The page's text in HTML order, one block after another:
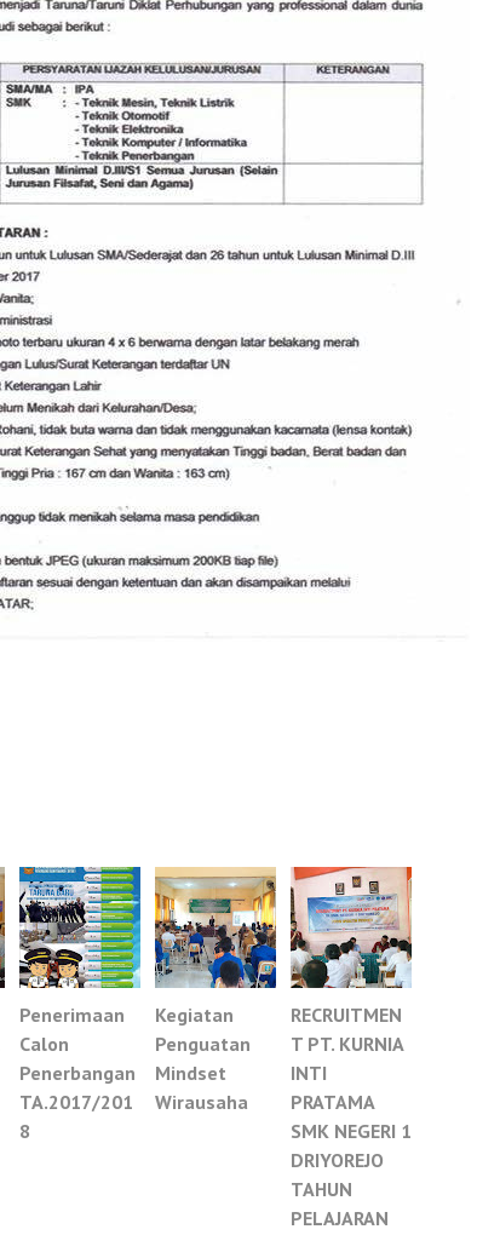
Penerimaan
Calon
Penerbangan
TA.2017/201
8
Kegiatan
Penguatan
Mindset
Wirausaha
RECRUITMEN
T PT. KURNIA
INTI
PRATAMA
SMK NEGERI 1
DRIYOREJO
TAHUN
PELAJARAN